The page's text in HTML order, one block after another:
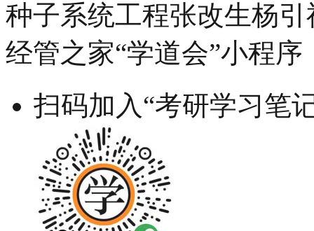
种子系统工程张改生杨
经管之家“学道会”小程序
扫码加入“考研学习笔